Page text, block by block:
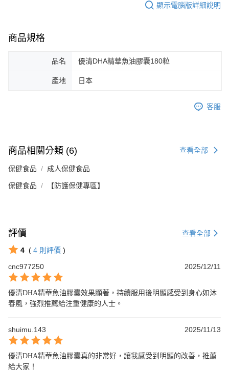
顯示電腦版詳細說明
商品規格
品名 優清DHA精華魚油膠囊180粒
產地 日本
客服
商品相關分類 (6) 查看全部
保健食品 成人保健食品
保健食品 【防護保健專區】
評價 查看全部
4 ( 4 則評價 )
cnc977250
2025/12/11
優清DHA精華魚油膠囊效果顯著，持續服用後明顯感受到身心如沐
春風，強烈推薦給注重健康的人士。
shuimu.143 2025/11/13
優清DHA精華魚油膠囊真的非常好，讓我感受到明顯的改善，推薦
給大家！